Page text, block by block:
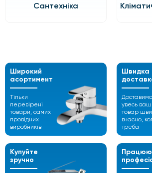
Сантехніка
Широкий
асортимент
Тільки
перевірені
товари, самих
провідних
виробників
Швидка
Доставимо
увесь ваш
товар
вчасно,
треба
Купуйте
зручно